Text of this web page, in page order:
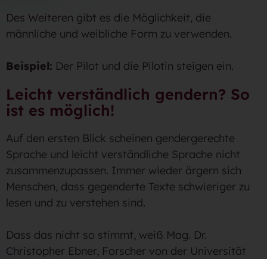
Des Weiteren gibt es die Möglichkeit, die
männliche und weibliche Form zu verwenden.
Beispiel: Der Pilot und die Pilotin steigen ein.
Leicht verständlich gendern? So
ist es möglich!
Auf den ersten Blick scheinen gendergerechte
Sprache und leicht verständliche Sprache nicht
zusammenzupassen. Immer wieder ärgern sich
Menschen, dass gegenderte Texte schwieriger zu
lesen und zu verstehen sind.
Dass das nicht so stimmt, weiß Mag. Dr.
Christopher Ebner, Forscher von der Universität